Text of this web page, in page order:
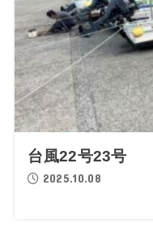
台風22号23号
2025.10.08